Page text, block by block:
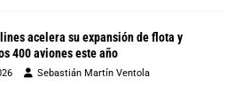
acelera su expansión de flota y
400 aviones este año
Sebastián Martín Ventola